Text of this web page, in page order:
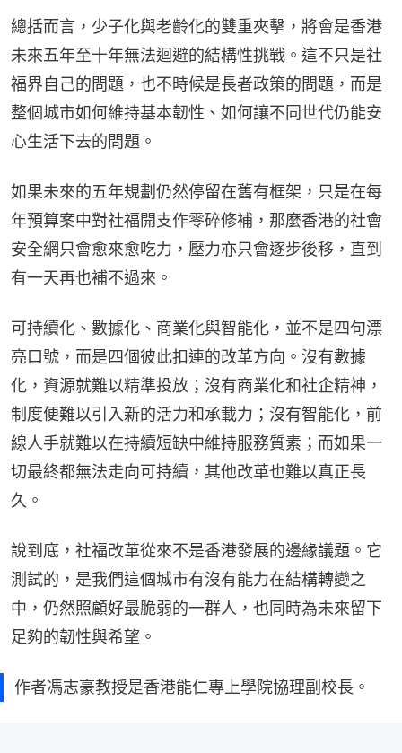
總括而言，少子化與老齡化的雙重夾擊，將會是香港
未來五年至十年無法迴避的結構性挑戰。這不只是社
福界自己的問題，也不時候是長者政策的問題，而是
整個城市如何維持基本韌性、如何讓不同世代仍能安
心生活下去的問題。
如果未來的五年規劃仍然停留在舊有框架，只是在每
年預算案中對社福開支作零碎修補，那麼香港的社會
安全網只會愈來愈吃力，壓力亦只會逐步後移，直到
有一天再也補不過來。
可持續化、數據化、商業化與智能化，並不是四句漂
亮口號，而是四個彼此扣連的改革方向。沒有數據
化，資源就難以精準投放；沒有商業化和社企精神，
制度便難以引入新的活力和承載力；沒有智能化，前
線人手就難以在持續短缺中維持服務質素；而如果一
切最終都無法走向可持續，其他改革也難以真正長
久。
說到底，社福改革從來不是香港發展的邊緣議題。它
測試的，是我們這個城市有沒有能力在結構轉變之
中，仍然照顧好最脆弱的一群人，也同時為未來留下
足夠的韌性與希望。
作者馮志豪教授是香港能仁專上學院協理副校長。